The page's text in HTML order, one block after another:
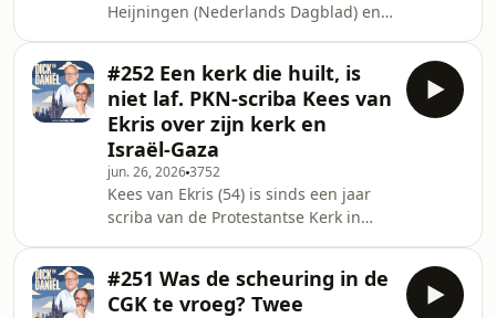
protestantse kerkgenootschappen. De
grootste groep komt over uit de
Gereformeerde Gemeenten, zegt
Chris. &lsq
Heijningen (Nederlands Dagblad) en
Inmiddels heeft drie op de tien
Nederlanders een tattoo, en ook in de
kerk duiken ze steeds vaker op.
Dani&euml;l heeft zelf een klein
kruisje op zijn pols, Dick voelt vooral
aarzeling &ndash; hij vindt het zelfs
een beetje ordinair. Maar wat zegt het
christelijk gel
#252 Een kerk die huilt, is
niet laf. PKN-scriba Kees van
Ekris over zijn kerk en
Israël-Gaza
jun. 26, 20263752
Kees van Ekris (54) is sinds een jaar
scriba van de Protestantse Kerk in
eerste jaar van Kees maakte dat niet
makkelijker. Hij kreeg heftige kritiek
#251 Was de scheuring in de
CGK te vroeg? Twee